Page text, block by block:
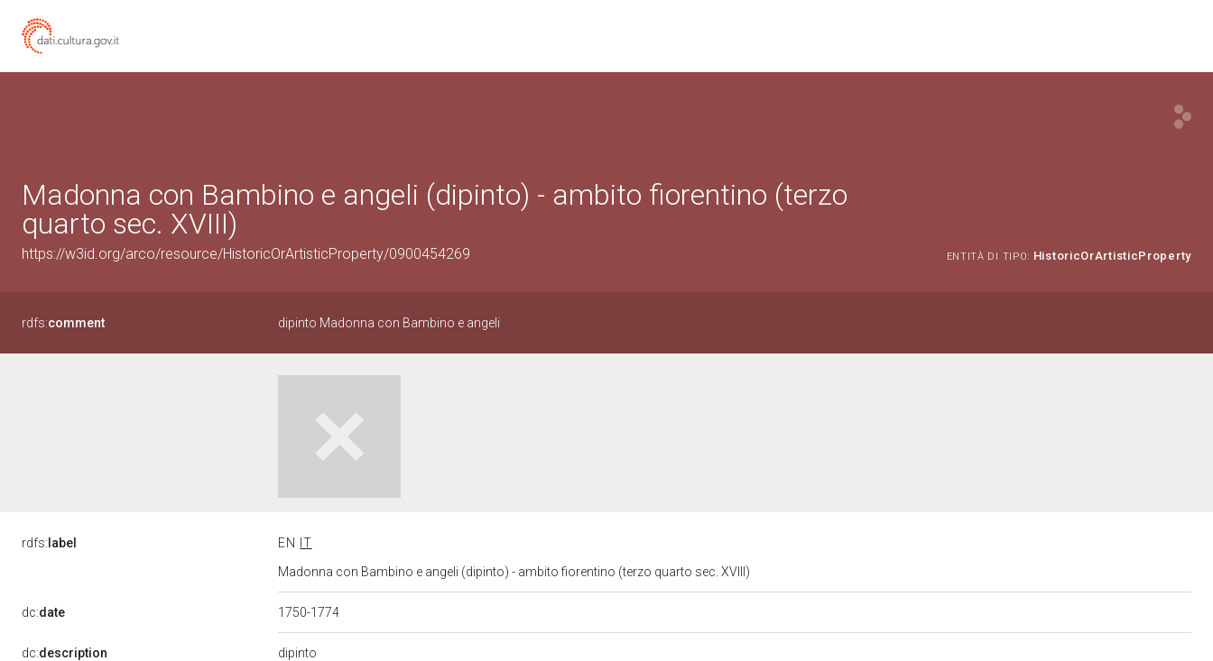
Madonna con Bambino e angeli (dipinto) - ambito fiorentino (terzo
quarto sec. XVIII)
https://w3id.org/arco/resource/HistoricOrArtisticProperty/0900454269 ENTITÀ DI TIPO: HistoricOrArtisticProperty
rdfs:comment dipinto Madonna con Bambino e angeli
rdfs: label EN
IT
Madonna con Bambino e angeli (dipinto) - ambito fiorentino (terzo quarto sec. XVIII)
dc:date 1750-1774
dc:description dipinto